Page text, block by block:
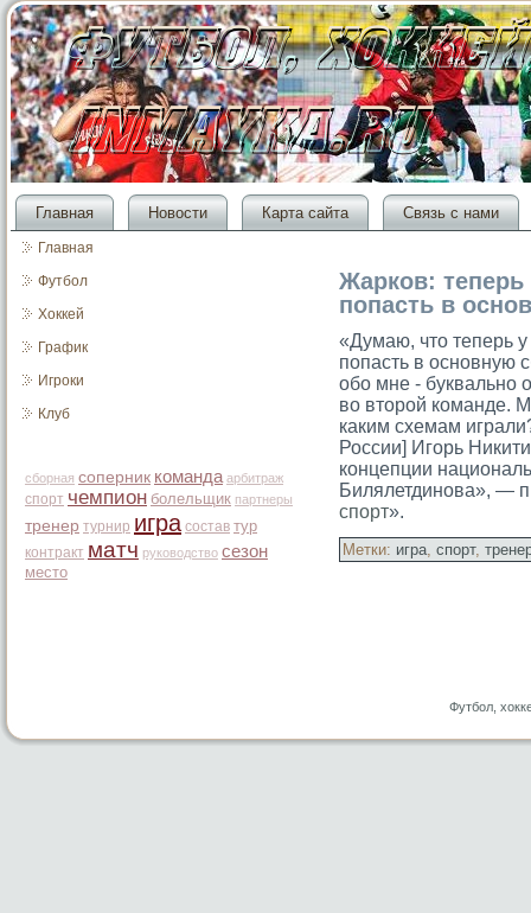
Главная Новости Карта сайта Связь с нами
Главная
Футбол
Хоккей
График
Игроки
Клуб
сборная соперник команда арбитраж
спорт чемпион болельщик партнеры
тренер турнир игра состав тур
контракт матч руководство сезон
место
Жарков:
попасть в
«Думаю, что теперь
попасть в основную
обо мне - буквально
во второй команде.
каким схемам
России] Игорь
концепции
Билялетдинова», —
спорт».
Метки: игра, спорт,
Футбол,